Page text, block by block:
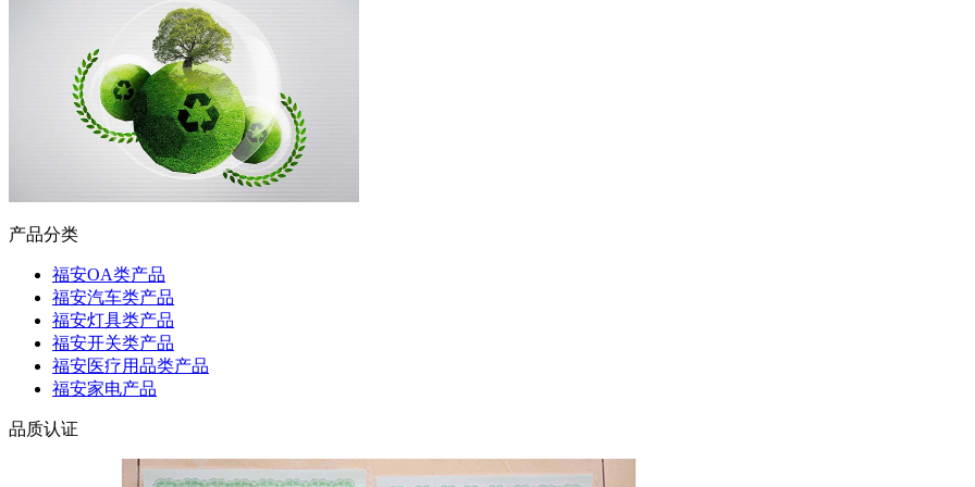
产品分类
福安OA类产品
福安汽车类产品
福安灯具类产品
福安开关类产品
福安医疗用品类产品
福安家电产品
品质认证